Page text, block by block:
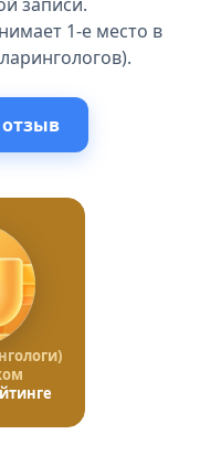
1-е место в